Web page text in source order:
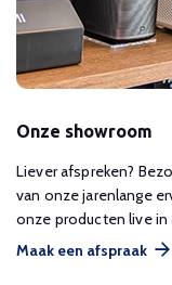
Onze showroom
Liever afspreken?
van onze jarenlange
onze producten live in
Maak een afspraak